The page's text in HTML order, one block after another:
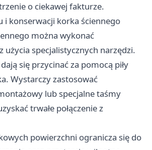
o ciekawej fakturze.
i konserwacji korka ściennego
można wykonać
użycia specjalistycznych narzędzi.
się przycinać za pomocą piły
Wystarczy zastosować
lub specjalne taśmy
trwałe połączenie z
powierzchni ogranicza się do